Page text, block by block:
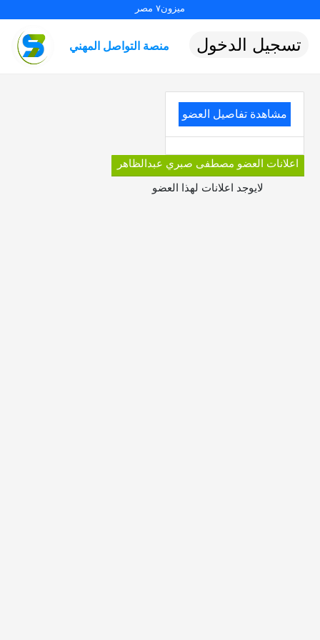
ميزون٧ مصر
منصة التواصل المهني تسجيل الدخول
مشاهدة تفاصيل العضو
اعلانات العضو مصطفى صبري عبدالظاهر
لايوجد اعلانات لهذا العضو